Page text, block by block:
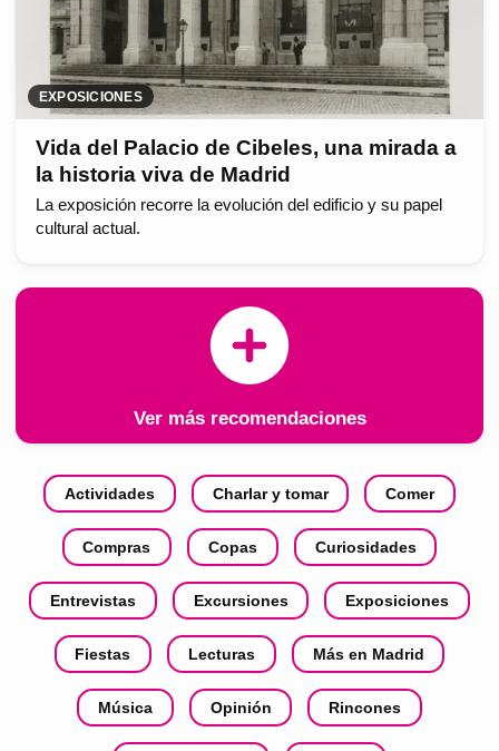
EXPOSICIONES
Vida del Palacio de Cibeles, una mirada a
la historia viva de Madrid
La exposición recorre la evolución del edificio y su papel
cultural actual.
Ver más recomendaciones
Actividades Charlar y tomar Comer
Compras Copas Curiosidades
Entrevistas Excursiones Exposiciones
Fiestas Lecturas Más en Madrid
Música Opinión Rincones